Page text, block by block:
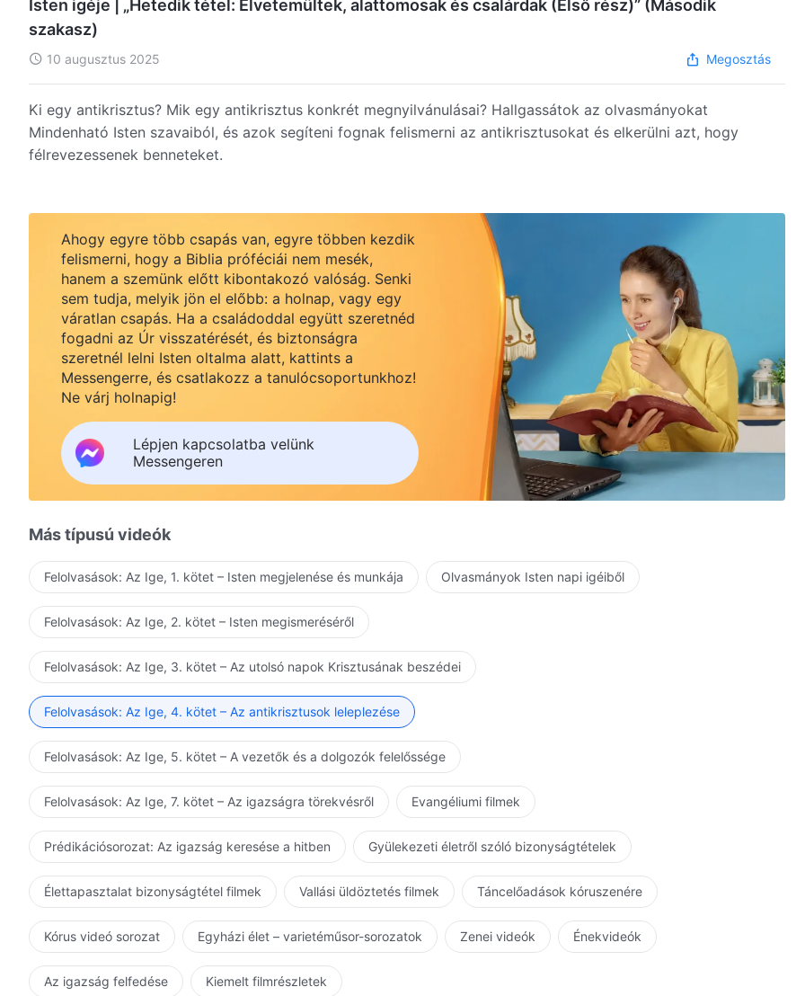
Isten igéje | „Hetedik tétel: Elvetemültek, alattomosak és csalárdak (Első rész)” (Második
szakasz)
10 augusztus 2025 Megosztás
Ki egy antikrisztus? Mik egy antikrisztus konkrét megnyilvánulásai? Hallgassátok az olvasmányokat
Mindenható Isten szavaiból, és azok segíteni fognak felismerni az antikrisztusokat és elkerülni azt, hogy
félrevezessenek benneteket.
Ahogy egyre több csapás van, egyre többen kezdik
felismerni, hogy a Biblia próféciái nem mesék,
hanem a szemünk előtt kibontakozó valóság. Senki
sem tudja, melyik jön el előbb: a holnap, vagy egy
váratlan csapás. Ha a családoddal együtt szeretnéd
fogadni az Úr visszatérését, és biztonságra
szeretnél lelni Isten oltalma alatt, kattints a
Messengerre, és csatlakozz a tanulócsoportunkhoz!
Ne várj holnapig!
Lépjen kapcsolatba velünk
Messengeren
Más típusú videók
Felolvasások: Az Ige, 1. kötet – Isten megjelenése és munkája Olvasmányok Isten napi igéiből
Felolvasások: Az Ige, 2. kötet – Isten megismeréséről
Felolvasások: Az Ige, 3. kötet – Az utolsó napok Krisztusának beszédei
Felolvasások: Az Ige, 4. kötet – Az antikrisztusok leleplezése
Felolvasások: Az Ige, 5. kötet – A vezetők és a dolgozók felelőssége
Felolvasások: Az Ige, 7. kötet – Az igazságra törekvésről Evangéliumi filmek
Prédikációsorozat: Az igazság keresése a hitben Gyülekezeti életről szóló bizonyságtételek
Élettapasztalat bizonyságtétel filmek Vallási üldöztetés filmek Táncelőadások kóruszenére
Kórus videó sorozat Egyházi élet – varietéműsor-sorozatok Zenei videók Énekvideók
Az igazság felfedése Kiemelt filmrészletek